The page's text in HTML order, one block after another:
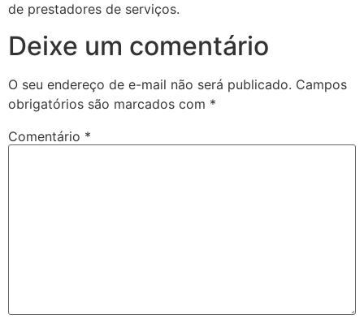
de prestadores de serviços.
Deixe um comentário
O seu endereço de e-mail não será publicado. Campos
obrigatórios são marcados com *
Comentário *